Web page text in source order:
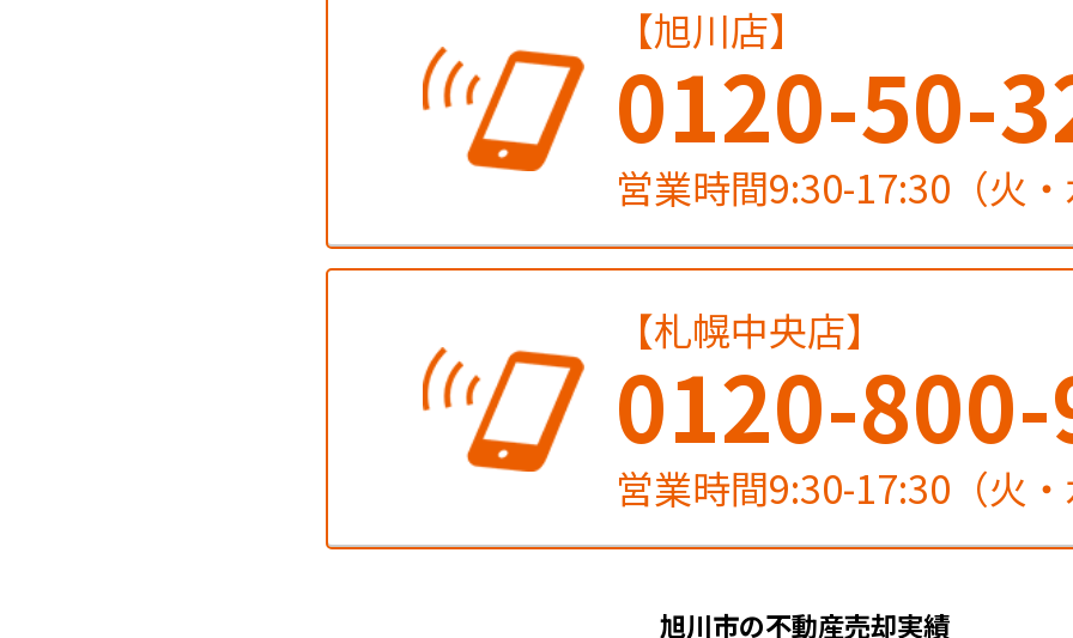
【旭川店】
0120-50-
営業時間9:30-17:30（火
【札幌中央店】
0120-
営業時間9:30-17:30（火
旭川市の不動産売却実績